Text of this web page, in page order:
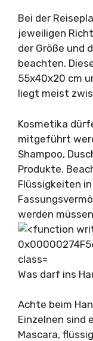
Bei der
jeweiligen
der Größe und
beachten.
55x40x20 cm
liegt meist
Kosmetika
mitgeführt
Shampoo,
Produkte.
Flüssigkeiten
werden
Was darf ins
Achte beim
Einzelnen sind
Mascara,